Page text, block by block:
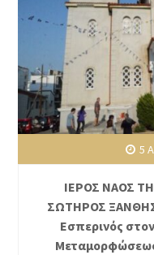
5
ΙΕΡΟΣ ΝΑΟΣ
ΣΩΤΗΡΟΣ ΞΑΝΘΗΣ
Εσπερινός